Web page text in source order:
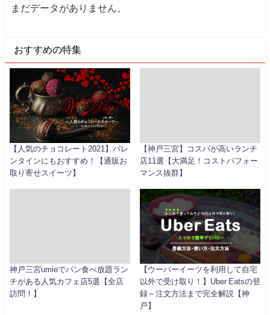
まだデータがありません。
おすすめの特集
【人気のチョコレート2021】バレ
ンタインにもおすすめ！【通販お
取り寄せスイーツ】
【神戸三宮】コスパが高いランチ
店11選【大満足！コストパフォー
マンス抜群】
神戸三宮umieでパン食べ放題ラン
チがある人気カフェ店5選【全店
訪問！】
【ウーバーイーツを利用して自宅
以外で受け取り！】Uber Eatsの登
録～注文方法まで完全解説【神
戸】